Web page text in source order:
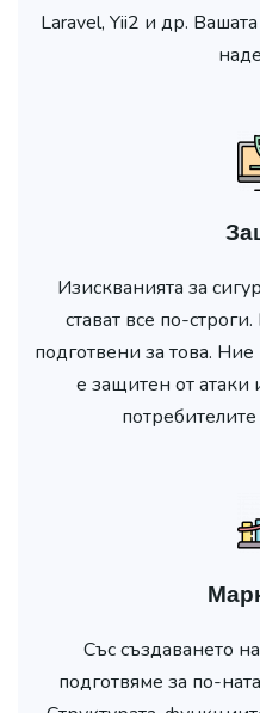
Laravel, Yii2 и др.
Изискванията за
стават все по-
подготвени за това.
е защитен от атаки
потребителите
Със създаването
подготвяме за по-